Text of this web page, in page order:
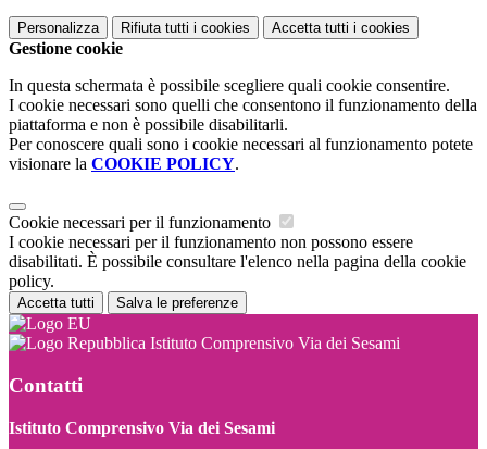
Personalizza Rifiuta tutti i cookies Accetta tutti i cookies
Gestione cookie
In questa schermata è possibile scegliere quali cookie consentire.
I cookie necessari sono quelli che consentono il funzionamento della
piattaforma e non è possibile disabilitarli.
Per conoscere quali sono i cookie necessari al funzionamento potete
visionare la COOKIE POLICY.
Cookie necessari per il funzionamento
I cookie necessari per il funzionamento non possono essere
disabilitati. È possibile consultare l'elenco nella pagina della cookie
policy.
Accetta tutti Salva le preferenze
Istituto Comprensivo Via dei Sesami
Contatti
Istituto Comprensivo Via dei Sesami